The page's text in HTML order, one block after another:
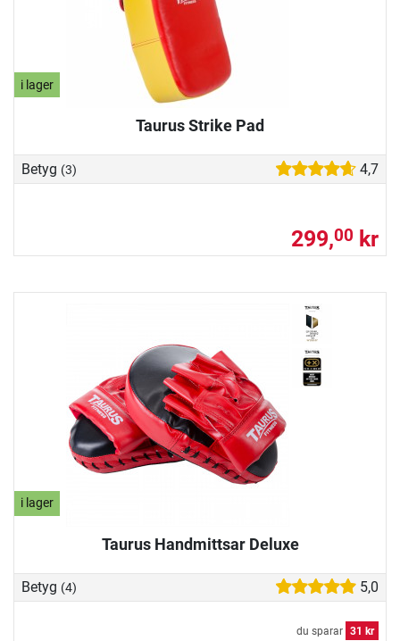
i lager
Taurus Strike Pad
Betyg (3) 4,7
299,00 kr
i lager
Taurus Handmittsar Deluxe
Betyg (4) 5,0
du sparar 31 kr